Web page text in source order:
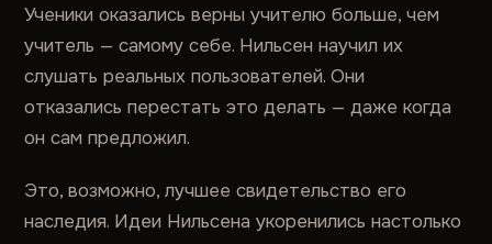
Ученики оказались верны учителю больше, чем
учитель — самому себе. Нильсен научил их
слушать реальных пользователей. Они
отказались перестать это делать — даже когда
он сам предложил.
Это, возможно, лучшее свидетельство его
наследия. Идеи Нильсена укоренились настолько